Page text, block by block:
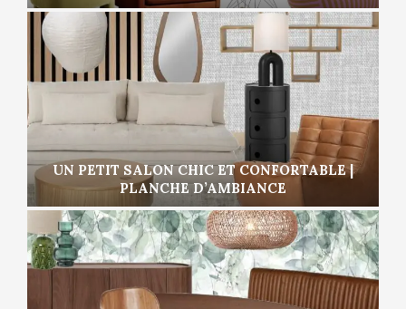
UN PETIT SALON CHIC ET CONFORTABLE |
PLANCHE D’AMBIANCE